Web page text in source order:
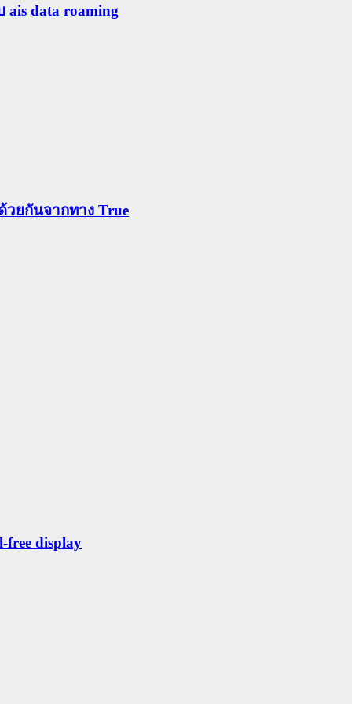
ais data roaming
วยกันจากทาง True
free display